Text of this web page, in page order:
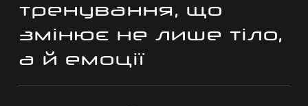
тренування, що
змінює не лише тіло,
а й емоції